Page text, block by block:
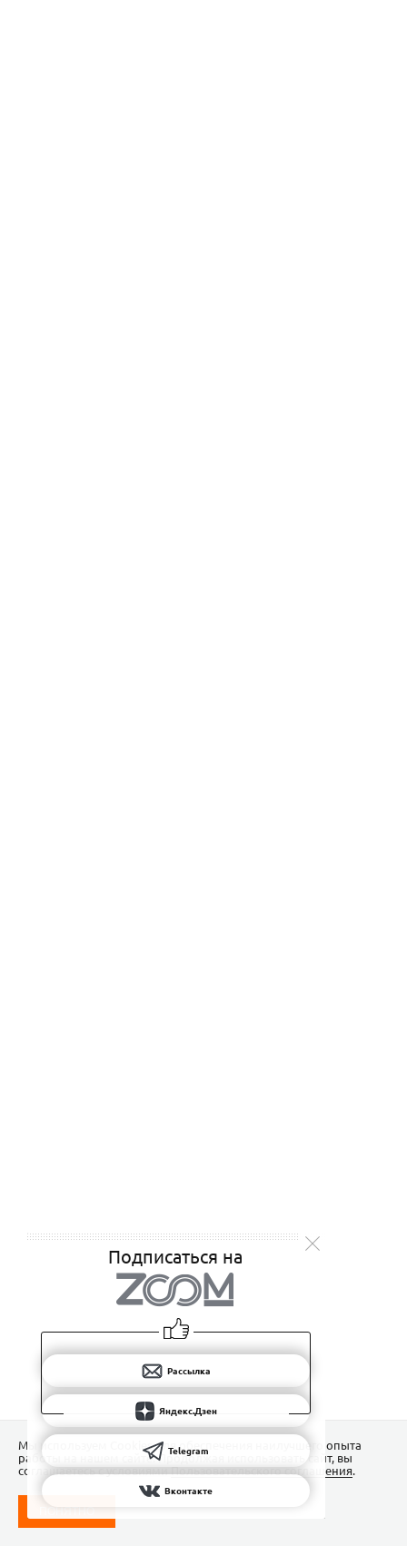
Подписаться на
Рассылка
Яндекс.Дзен
Telegram
Вконтакте
Мы используем Сookies для обеспечения наилучшего опыта
работы на нашем сайте. Продолжая использовать сайт, вы
соглашаетесь с условиямиПользовательского соглашения.
ПОНЯТНО